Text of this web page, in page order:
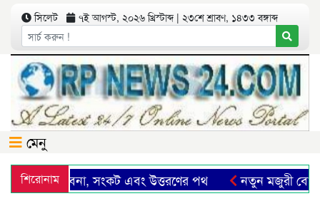
সিলেট ৭ই আগস্ট, ২০২৬ খ্রিস্টাব্দ | ২৩শে শ্রাবণ, ১৪৩৩ বঙ্গাব্দ
মেনু
শিরোনাম
সম্ভাবনা, সংকট এবং উত্তরণের পথ নতুন মজুরী বোর্ড